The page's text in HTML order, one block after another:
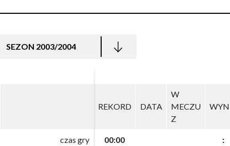
SEZON 2003/2004
REKORD DATA
W
MECZU
Z
czas gry 00:00 :
REKORD DATA
W
MECZU
Z
czas gry 00:00 :